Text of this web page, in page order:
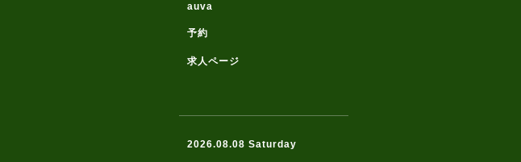
auva
予約
求人ページ
2026.08.08 Saturday